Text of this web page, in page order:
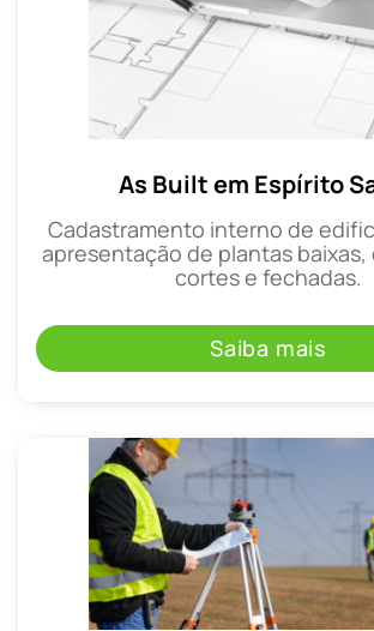
As Built em Espírito
Cadastramento interno de
apresentação de plantas baixas,
cortes e fechadas.
Saiba mais